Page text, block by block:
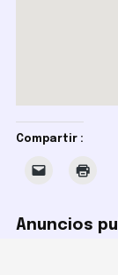
Compartir :
Anuncios